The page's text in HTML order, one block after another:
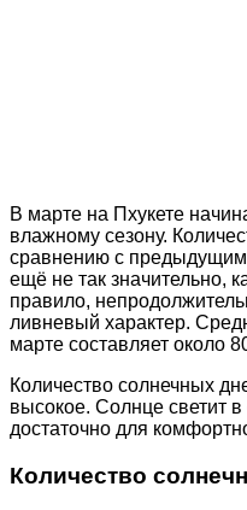
В марте на Пхукете
влажному сезону.
сравнению с
ещё не так значительно,
правило,
ливневый характер.
марте составляет около
Количество солнечных
высокое. Солнце светит
достаточно для
Количество